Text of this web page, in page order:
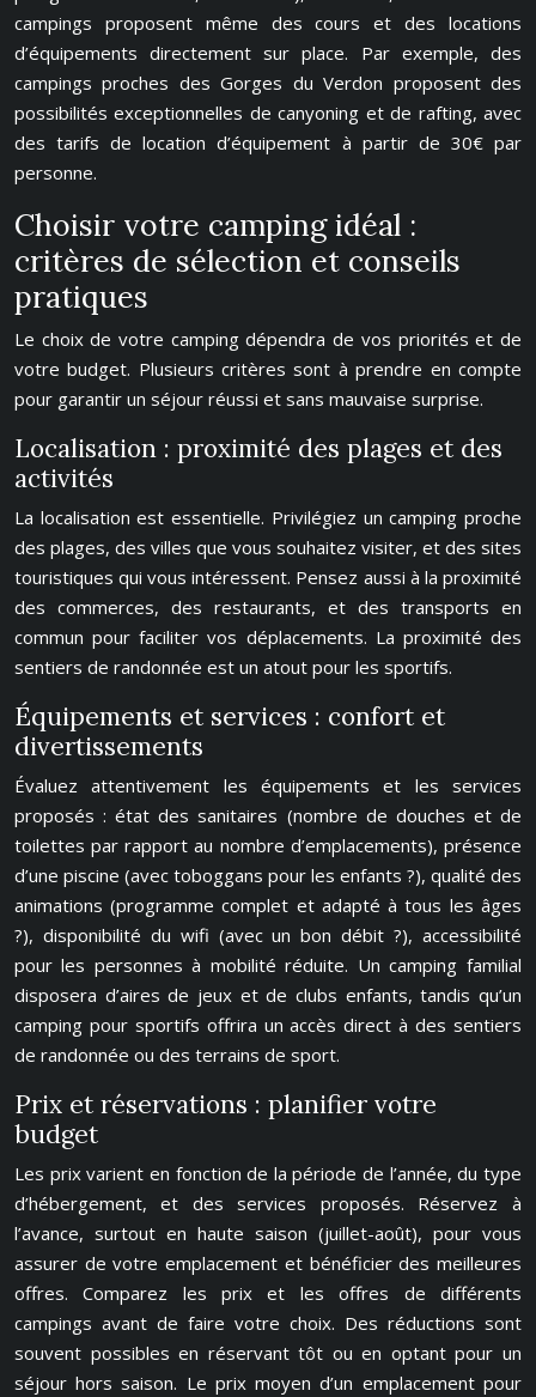
campings proposent même des cours et des locations
d’équipements directement sur place. Par exemple, des
campings proches des Gorges du Verdon proposent des
possibilités exceptionnelles de canyoning et de rafting, avec
des tarifs de location d’équipement à partir de 30€ par
personne.
Choisir votre camping idéal :
critères de sélection et conseils
pratiques
Le choix de votre camping dépendra de vos priorités et de
votre budget. Plusieurs critères sont à prendre en compte
pour garantir un séjour réussi et sans mauvaise surprise.
Localisation : proximité des plages et des
activités
La localisation est essentielle. Privilégiez un camping proche
des plages, des villes que vous souhaitez visiter, et des sites
touristiques qui vous intéressent. Pensez aussi à la proximité
des commerces, des restaurants, et des transports en
commun pour faciliter vos déplacements. La proximité des
sentiers de randonnée est un atout pour les sportifs.
Équipements et services : confort et
divertissements
Évaluez attentivement les équipements et les services
proposés : état des sanitaires (nombre de douches et de
toilettes par rapport au nombre d’emplacements), présence
d’une piscine (avec toboggans pour les enfants ?), qualité des
animations (programme complet et adapté à tous les âges
?), disponibilité du wifi (avec un bon débit ?), accessibilité
pour les personnes à mobilité réduite. Un camping familial
disposera d’aires de jeux et de clubs enfants, tandis qu’un
camping pour sportifs offrira un accès direct à des sentiers
de randonnée ou des terrains de sport.
Prix et réservations : planifier votre
budget
Les prix varient en fonction de la période de l’année, du type
d’hébergement, et des services proposés. Réservez à
l’avance, surtout en haute saison (juillet-août), pour vous
assurer de votre emplacement et bénéficier des meilleures
offres. Comparez les prix et les offres de différents
campings avant de faire votre choix. Des réductions sont
souvent possibles en réservant tôt ou en optant pour un
séjour hors saison. Le prix moyen d’un emplacement pour